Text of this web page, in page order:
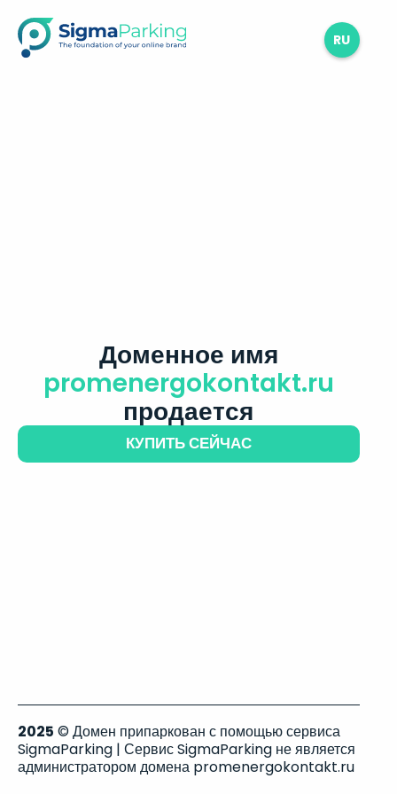
RU
Доменное имя
promenergokontakt.ru
продается
КУПИТЬ СЕЙЧАС
2025 © Домен припаркован с помощью сервиса
SigmaParking | Сервис SigmaParking не является
администратором домена promenergokontakt.ru